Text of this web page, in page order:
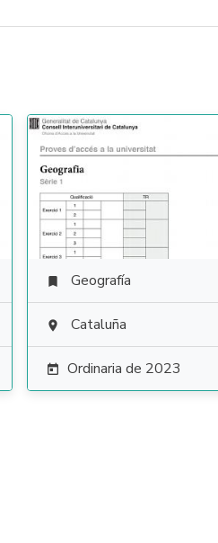
 Geografía
 Cataluña
 Ordinaria de 2023